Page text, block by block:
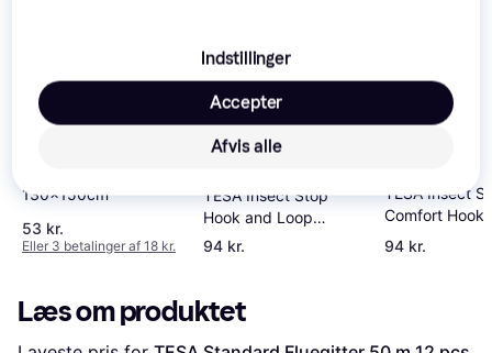
130x150cm
53 kr.
Eller 3 betalinger af 18 kr.
TESA Insect Stop
Hook and Loop
Comfort for Windows
94 kr.
TESA Insect
Comfort Hook
1.30x1.30m
94 kr.
Læs om produktet
Indstillinger
Afvis alle
Accepter